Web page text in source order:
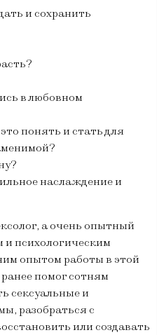
и сохранить
в любовном
понять и стать для
наслаждение и
а очень опытный
психологическим
опытом работы в этой
помог сотням
сексуальные и
разобраться с
или создавать